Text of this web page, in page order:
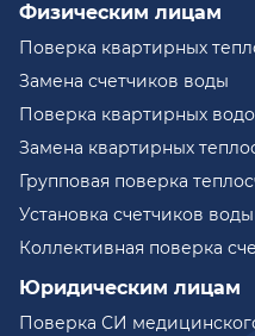
Физическим лицам
Поверка квартирных
Замена счетчиков воды
Поверка квартирных
Замена квартирных
Групповая поверка
Установка счетчиков воды
Коллективная поверка
Юридическим лицам
Поверка СИ